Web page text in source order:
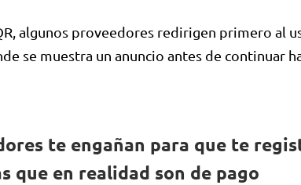
algunos proveedores redirigen primero al
se muestra un anuncio antes de continuar
te engañan para que te
que en realidad son de pago